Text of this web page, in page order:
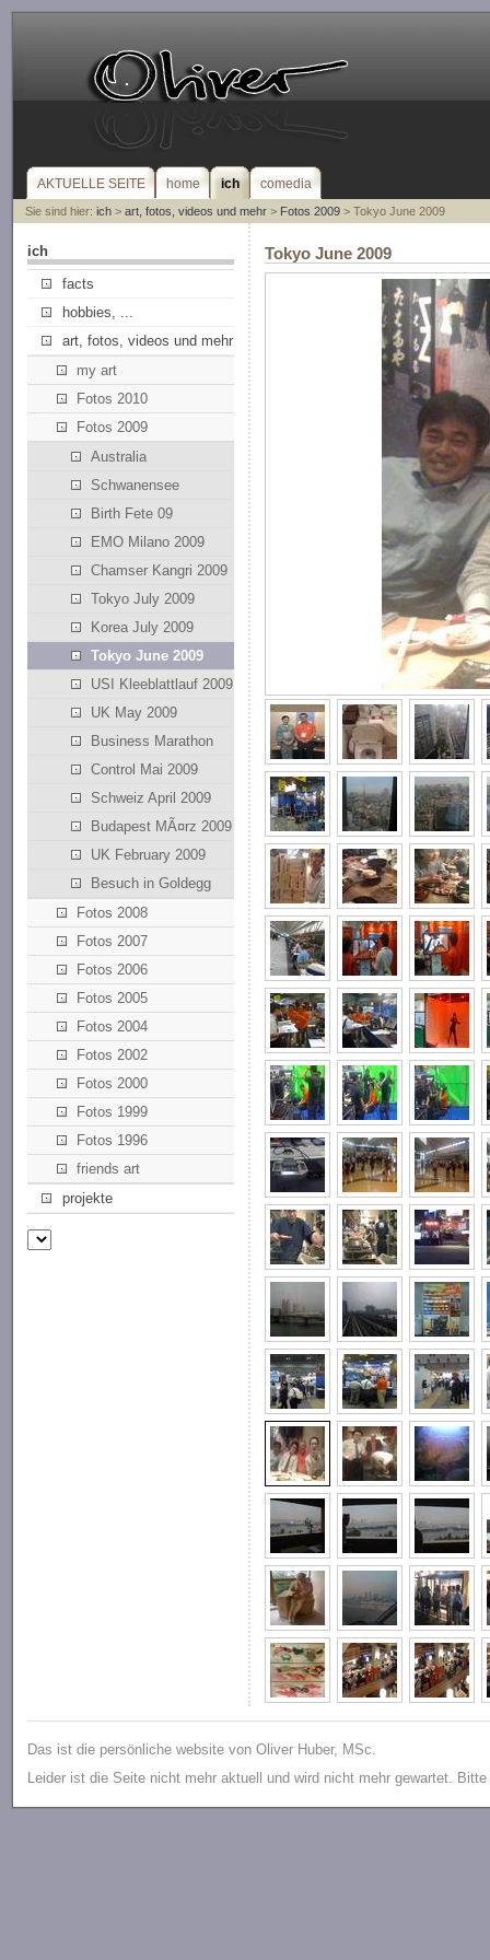
AKTUELLE SEITE home ich comedia
Sie sind hier: ich> art, fotos, videos und mehr> Fotos 2009> Tokyo June 2009
ich
facts
hobbies, ...
art, fotos, videos und mehr
my art
Fotos 2010
Fotos 2009
Australia
Schwanensee
Birth Fete 09
EMO Milano 2009
Chamser Kangri 2009
Tokyo July 2009
Korea July 2009
Tokyo June 2009
USI Kleeblattlauf 2009
UK May 2009
Business Marathon
Control Mai 2009
Schweiz April 2009
Budapest MÃ¤rz 2009
UK February 2009
Besuch in Goldegg
Fotos 2008
Fotos 2007
Fotos 2006
Fotos 2005
Fotos 2004
Fotos 2002
Fotos 2000
Fotos 1999
Fotos 1996
friends art
projekte
Tokyo June 2009
Das ist die persönliche website von Oliver Huber, MSc.
Leider ist die Seite nicht mehr aktuell und wird nicht mehr gewartet.